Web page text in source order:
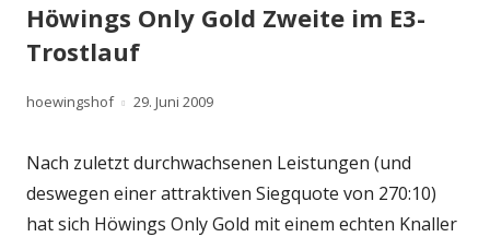
Höwings Only Gold Zweite im E3-
Trostlauf
Autor
hoewingshof
Veröffentlicht
29. Juni 2009
Nach zuletzt durchwachsenen Leistungen (und
deswegen einer attraktiven Siegquote von 270:10)
hat sich Höwings Only Gold mit einem echten Knaller